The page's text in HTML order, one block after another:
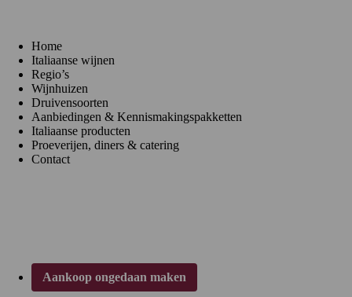
Home
Italiaanse wijnen
Regio’s
Wijnhuizen
Druivensoorten
Aanbiedingen & Kennismakingspakketten
Italiaanse producten
Proeverijen, diners & catering
Contact
Aankoop ongedaan maken